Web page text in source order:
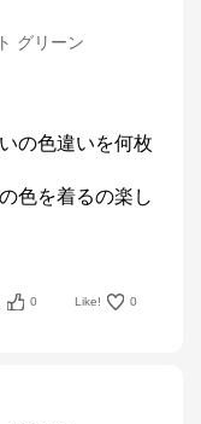
グリーン
の色違いを何枚
色を着るの楽し
0 Like! 0